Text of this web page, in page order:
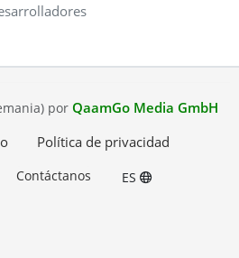
por QaamGo Media GmbH
Política de privacidad
Contáctanos ES